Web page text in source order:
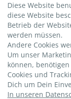
Diese Website
diese Website
Betrieb der
werden müssen.
Andere Cookies
Um unser
können,
Cookies und
Dich um Dein
In unseren
Wichtige
Infos zur Kurtaxe
Hundestrände
DTV-Sterne
strandsommer-
Livebild